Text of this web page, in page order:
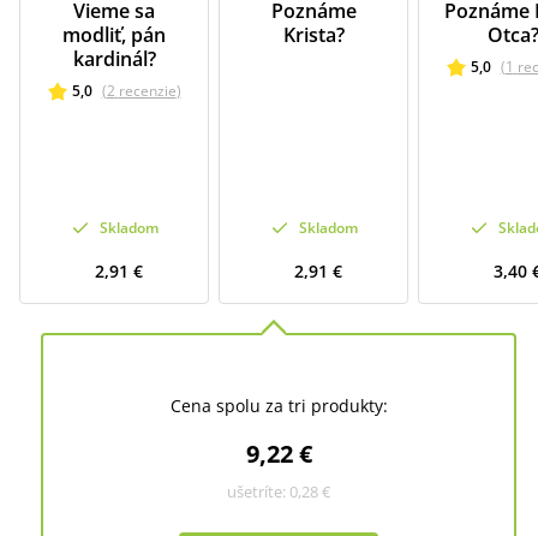
Vieme sa
modliť, pán
kardinál?
5,0 (2 recenzie)
Skladom
2,91 €
Poznáme
Krista?
Skladom
2,91 €
Poznáme
Otca?
5,0 (1
3,40
Cena spolu za tri produkty:
9,22 €
ušetríte: 0,28 €